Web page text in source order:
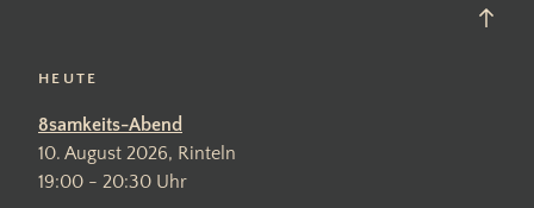
HEUTE
8samkeits-Abend
10. August 2026, Rinteln
19:00 - 20:30 Uhr